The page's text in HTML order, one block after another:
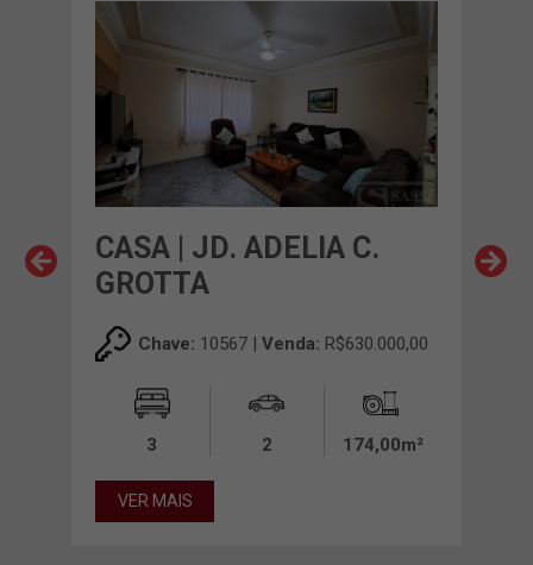
CASA | JD. ADELIA C.
GROTTA
Chave: 10567 | Venda: R$630.000,00
3 2 174,00m²
VER MAIS